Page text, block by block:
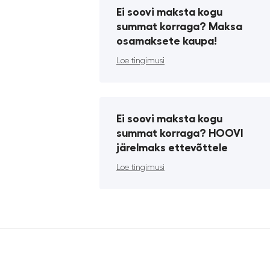
Ei soovi maksta kogu
summat korraga? Maksa
osamaksete kaupa!
Loe tingimusi
Ei soovi maksta kogu
summat korraga? HOOVI
järelmaks ettevõttele
Loe tingimusi